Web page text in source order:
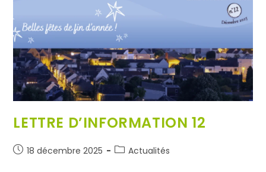
LETTRE D’INFORMATION 12
18 décembre 2025 Actualités